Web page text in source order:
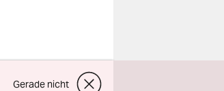
Gerade nicht